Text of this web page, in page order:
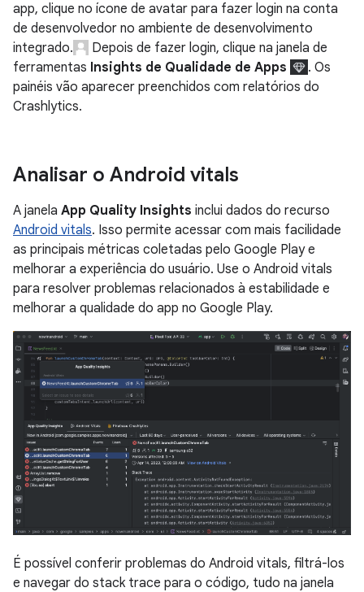
app, clique no ícone de avatar para fazer login na conta
de desenvolvedor no ambiente de desenvolvimento
integrado.
Depois de fazer login, clique na janela de
ferramentas Insights de Qualidade de Apps
. Os
painéis vão aparecer preenchidos com relatórios do
Crashlytics.
Analisar o Android vitals
A janela App Quality Insights inclui dados do recurso
Android vitals. Isso permite acessar com mais facilidade
as principais métricas coletadas pelo Google Play e
melhorar a experiência do usuário. Use o Android vitals
para resolver problemas relacionados à estabilidade e
melhorar a qualidade do app no Google Play.
É possível conferir problemas do Android vitals, filtrá-los
e navegar do stack trace para o código, tudo na janela